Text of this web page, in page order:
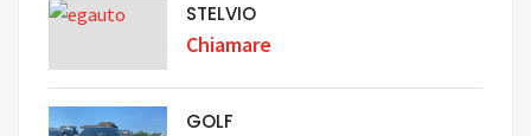
STELVIO
Chiamare
GOLF